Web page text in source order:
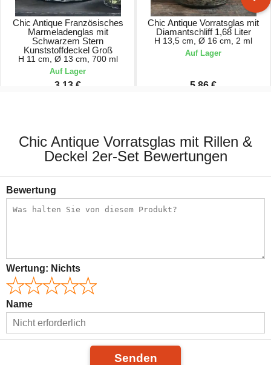
Chic Antique Französisches
Marmeladenglas mit
Schwarzem Stern
Kunststoffdeckel Groß
H 11 cm, Ø 13 cm, 700 ml
Auf Lager
3,13 €
Chic Antique Vorratsglas mit
Diamantschliff 1,68 Liter
H 13,5 cm, Ø 16 cm, 2 ml
Auf Lager
5,86 €
Chic Antique Vorratsglas mit Rillen &
Deckel 2er-Set Bewertungen
Bewertung
Wertung: Nichts
Name
Senden